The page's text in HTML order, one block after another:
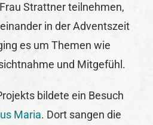
Strattner teilnehmen,
in der Adventszeit
es um Themen wie
und Mitgefühl.
bildete ein Besuch
Maria. Dort sangen die